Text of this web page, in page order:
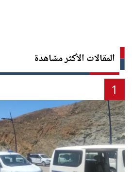
المقالات الأكثر مشاهدة
1